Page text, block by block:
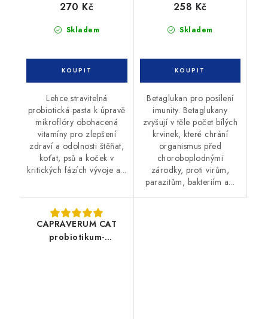
Skladem
270 Kč
Lehce stravitelná
probiotická pasta k úpravě
mikroflóry obohacená
vitamíny pro zlepšení
zdraví a odolnosti štěňat,
koťat, psů a koček v
kritických fázích vývoje a...
Skladem
258 Kč
Betaglukan pro posílení
imunity. Betaglukany
zvyšují v těle počet bílých
krvinek, které chrání
organismus před
choroboplodnými
zárodky, proti virům,
parazitům, bakteriím a...
CAPRAVERUM CAT
probiotikum-